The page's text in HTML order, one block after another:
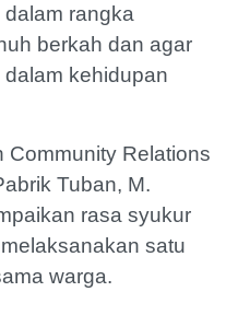
rangka
berkah dan agar
kehidupan
Community Relations
Tuban, M.
rasa syukur
satu
warga.